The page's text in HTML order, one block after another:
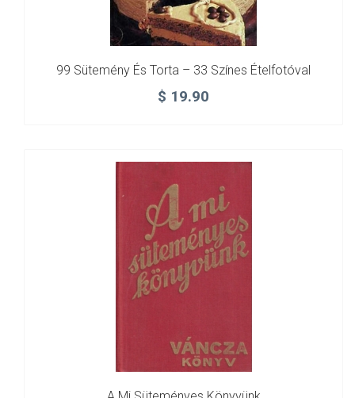
99 Sütemény És Torta – 33 Színes Ételfotóval
$ 19.90